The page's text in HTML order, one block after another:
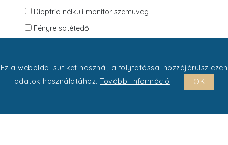
Dioptria nélküli monitor szemüveg
Fényre sötétedő
LENCSE SZÍNE
Ez a weboldal sütiket használ, a folytatással hozzájárulsz ezen
adatok használatához.További információ OK